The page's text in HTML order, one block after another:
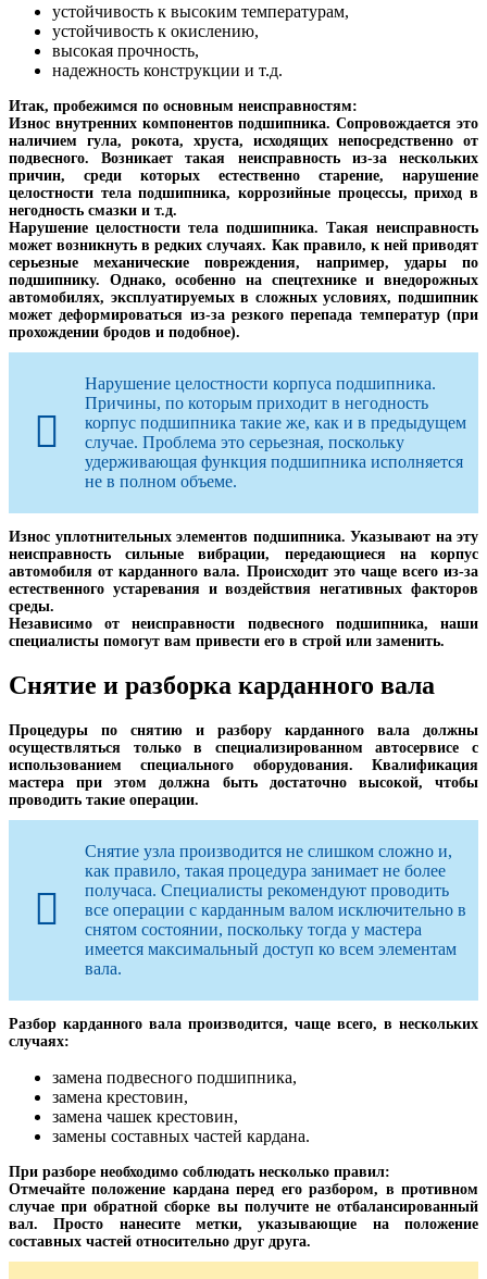
устойчивость к высоким температурам,
устойчивость к окислению,
высокая прочность,
надежность конструкции и т.д.
Итак, пробежимся по основным неисправностям:
Износ внутренних компонентов подшипника. Сопровождается это
наличием гула, рокота, хруста, исходящих непосредственно от
подвесного. Возникает такая неисправность из-за нескольких
причин, среди которых естественно старение, нарушение
целостности тела подшипника, коррозийные процессы, приход в
негодность смазки и т.д.
Нарушение целостности тела подшипника. Такая неисправность
может возникнуть в редких случаях. Как правило, к ней приводят
серьезные механические повреждения, например, удары по
подшипнику. Однако, особенно на спецтехнике и внедорожных
автомобилях, эксплуатируемых в сложных условиях, подшипник
может деформироваться из-за резкого перепада температур (при
прохождении бродов и подобное).
Нарушение целостности корпуса подшипника.
Причины, по которым приходит в негодность
корпус подшипника такие же, как и в предыдущем
случае. Проблема это серьезная, поскольку
удерживающая функция подшипника исполняется
не в полном объеме.
Износ уплотнительных элементов подшипника. Указывают на эту
неисправность сильные вибрации, передающиеся на корпус
автомобиля от карданного вала. Происходит это чаще всего из-за
естественного устаревания и воздействия негативных факторов
среды.
Независимо от неисправности подвесного подшипника, наши
специалисты помогут вам привести его в строй или заменить.
Снятие и разборка карданного вала
Процедуры по снятию и разбору карданного вала должны
осуществляться только в специализированном автосервисе с
использованием специального оборудования. Квалификация
мастера при этом должна быть достаточно высокой, чтобы
проводить такие операции.
Снятие узла производится не слишком сложно и,
как правило, такая процедура занимает не более
получаса. Специалисты рекомендуют проводить
все операции с карданным валом исключительно в
снятом состоянии, поскольку тогда у мастера
имеется максимальный доступ ко всем элементам
вала.
Разбор карданного вала производится, чаще всего, в нескольких
случаях:
замена подвесного подшипника,
замена крестовин,
замена чашек крестовин,
замены составных частей кардана.
При разборе необходимо соблюдать несколько правил:
Отмечайте положение кардана перед его разбором, в противном
случае при обратной сборке вы получите не отбалансированный
вал. Просто нанесите метки, указывающие на положение
составных частей относительно друг друга.